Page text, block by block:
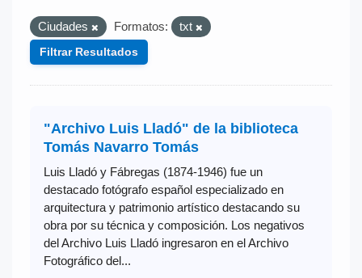
Ciudades Formatos: txt
Filtrar Resultados
"Archivo Luis Lladó" de la biblioteca
Tomás Navarro Tomás
Luis Lladó y Fábregas (1874-1946) fue un
destacado fotógrafo español especializado en
arquitectura y patrimonio artístico destacando su
obra por su técnica y composición. Los negativos
del Archivo Luis Lladó ingresaron en el Archivo
Fotográfico del...